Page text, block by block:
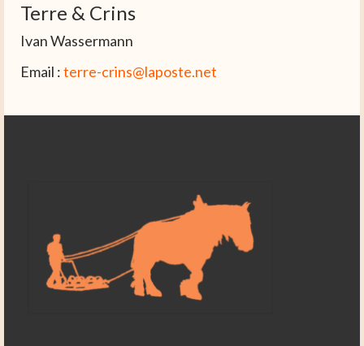
publications
Terre & Crins
Ivan Wassermann
Email :terre-crins@laposte.net